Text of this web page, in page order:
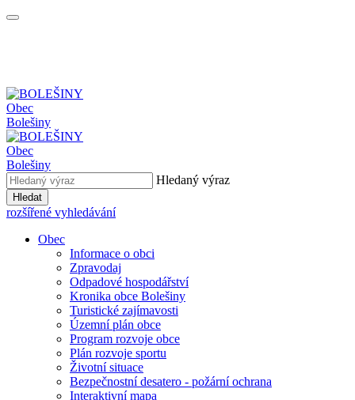
Obec
Bolešiny
Obec
Bolešiny
Hledaný výraz
Hledat
rozšířené vyhledávání
Obec
Informace o obci
Zpravodaj
Odpadové hospodářství
Kronika obce Bolešiny
Turistické zajímavosti
Územní plán obce
Program rozvoje obce
Plán rozvoje sportu
Životní situace
Bezpečnostní desatero - požární ochrana
Interaktivní mapa